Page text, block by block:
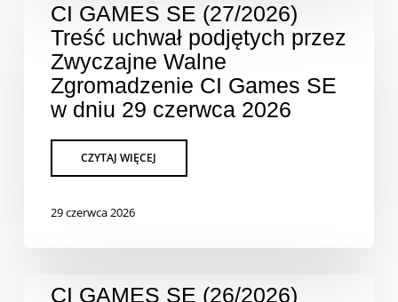
CI GAMES SE (27/2026)
Treść uchwał podjętych przez
Zwyczajne Walne
Zgromadzenie CI Games SE
w dniu 29 czerwca 2026
29 czerwca 2026
CI GAMES SE (26/2026)